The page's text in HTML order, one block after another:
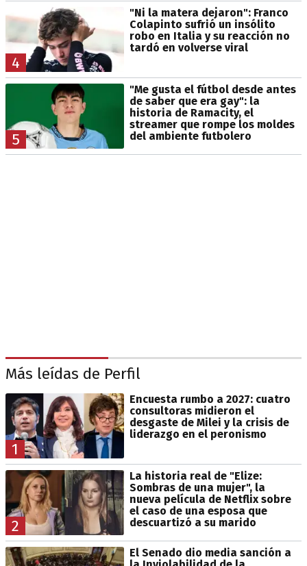
4
"Ni la matera dejaron": Franco
Colapinto sufrió un insólito
robo en Italia y su reacción no
tardó en volverse viral
5
"Me gusta el fútbol desde antes
de saber que era gay": la
historia de Ramacity, el
streamer que rompe los moldes
del ambiente futbolero
Más leídas de Perfil
1
Encuesta rumbo a 2027: cuatro
consultoras midieron el
desgaste de Milei y la crisis de
liderazgo en el peronismo
2
La historia real de "Elize:
Sombras de una mujer", la
nueva película de Netflix sobre
el caso de una esposa que
descuartizó a su marido
El Senado dio media sanción a